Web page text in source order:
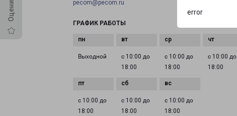
error
pecom@pecom.ru
ГРАФИК РАБОТЫ
Выходной
с 10:00 до
18:00
с 10:00 до
18:00
с 10:00 до
18:00
с 10:00 до
18:00
с 10:00 до
18:00
с 10:00 до
18:00